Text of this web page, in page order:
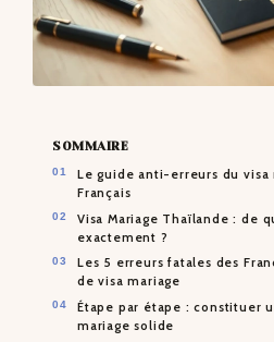
SOMMAIRE
Le guide anti-erreurs du visa
Français
Visa Mariage Thaïlande : de
exactement ?
Les 5 erreurs fatales des
de visa mariage
Étape par étape : constituer
mariage solide